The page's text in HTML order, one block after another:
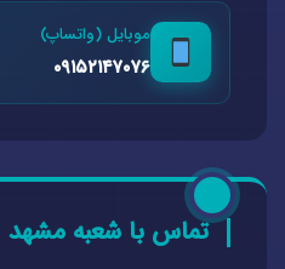
موبایل (واتساپ)
۰۹۱۵۲۱۴۷۰۷۶
تماس با شعبه مشهد